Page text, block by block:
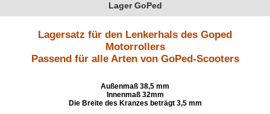
Lager GoPed
Lagersatz für den Lenkerhals des Goped
Motorrollers
Passend für alle Arten von GoPed-Scooters
Außenmaß 38,5 mm
Innenmaß 32mm
Die Breite des Kranzes beträgt 3,5 mm